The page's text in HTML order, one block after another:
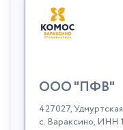
ООО "ПФВ"
427027,
с. Вараксино, ИНН